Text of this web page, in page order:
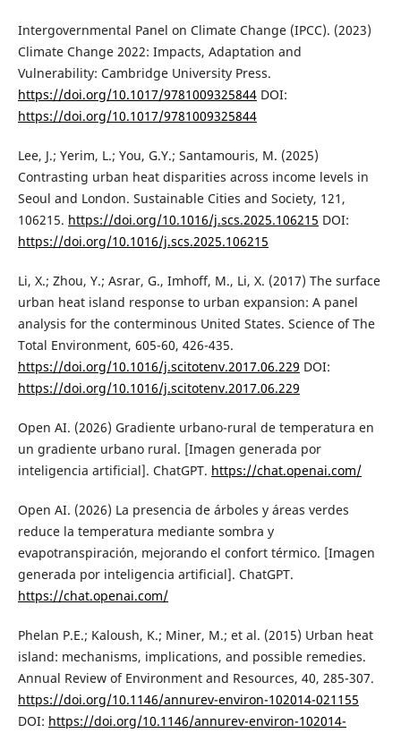
Intergovernmental Panel on Climate Change (IPCC). (2023)
Climate Change 2022: Impacts, Adaptation and
Vulnerability: Cambridge University Press.
https://doi.org/10.1017/9781009325844DOI:
https://doi.org/10.1017/9781009325844
Lee, J.; Yerim, L.; You, G.Y.; Santamouris, M. (2025)
Contrasting urban heat disparities across income levels in
Seoul and London. Sustainable Cities and Society, 121,
106215. https://doi.org/10.1016/j.scs.2025.106215 DOI:
https://doi.org/10.1016/j.scs.2025.106215
Li, X.; Zhou, Y.; Asrar, G., Imhoff, M., Li, X. (2017) The surface
urban heat island response to urban expansion: A panel
analysis for the conterminous United States. Science of The
Total Environment, 605-60, 426-435.
https://doi.org/10.1016/j.scitotenv.2017.06.229 DOI:
https://doi.org/10.1016/j.scitotenv.2017.06.229
Open AI. (2026) Gradiente urbano-rural de temperatura en
un gradiente urbano rural. [Imagen generada por
inteligencia artificial]. ChatGPT. https://chat.openai.com/
Open AI. (2026) La presencia de árboles y áreas verdes
reduce la temperatura mediante sombra y
evapotranspiración, mejorando el confort térmico. [Imagen
generada por inteligencia artificial]. ChatGPT.
https://chat.openai.com/
Phelan P.E.; Kaloush, K.; Miner, M.; et al. (2015) Urban heat
island: mechanisms, implications, and possible remedies.
Annual Review of Environment and Resources, 40, 285-307.
https://doi.org/10.1146/annurev-environ-102014-021155
DOI: https://doi.org/10.1146/annurev-environ-102014-